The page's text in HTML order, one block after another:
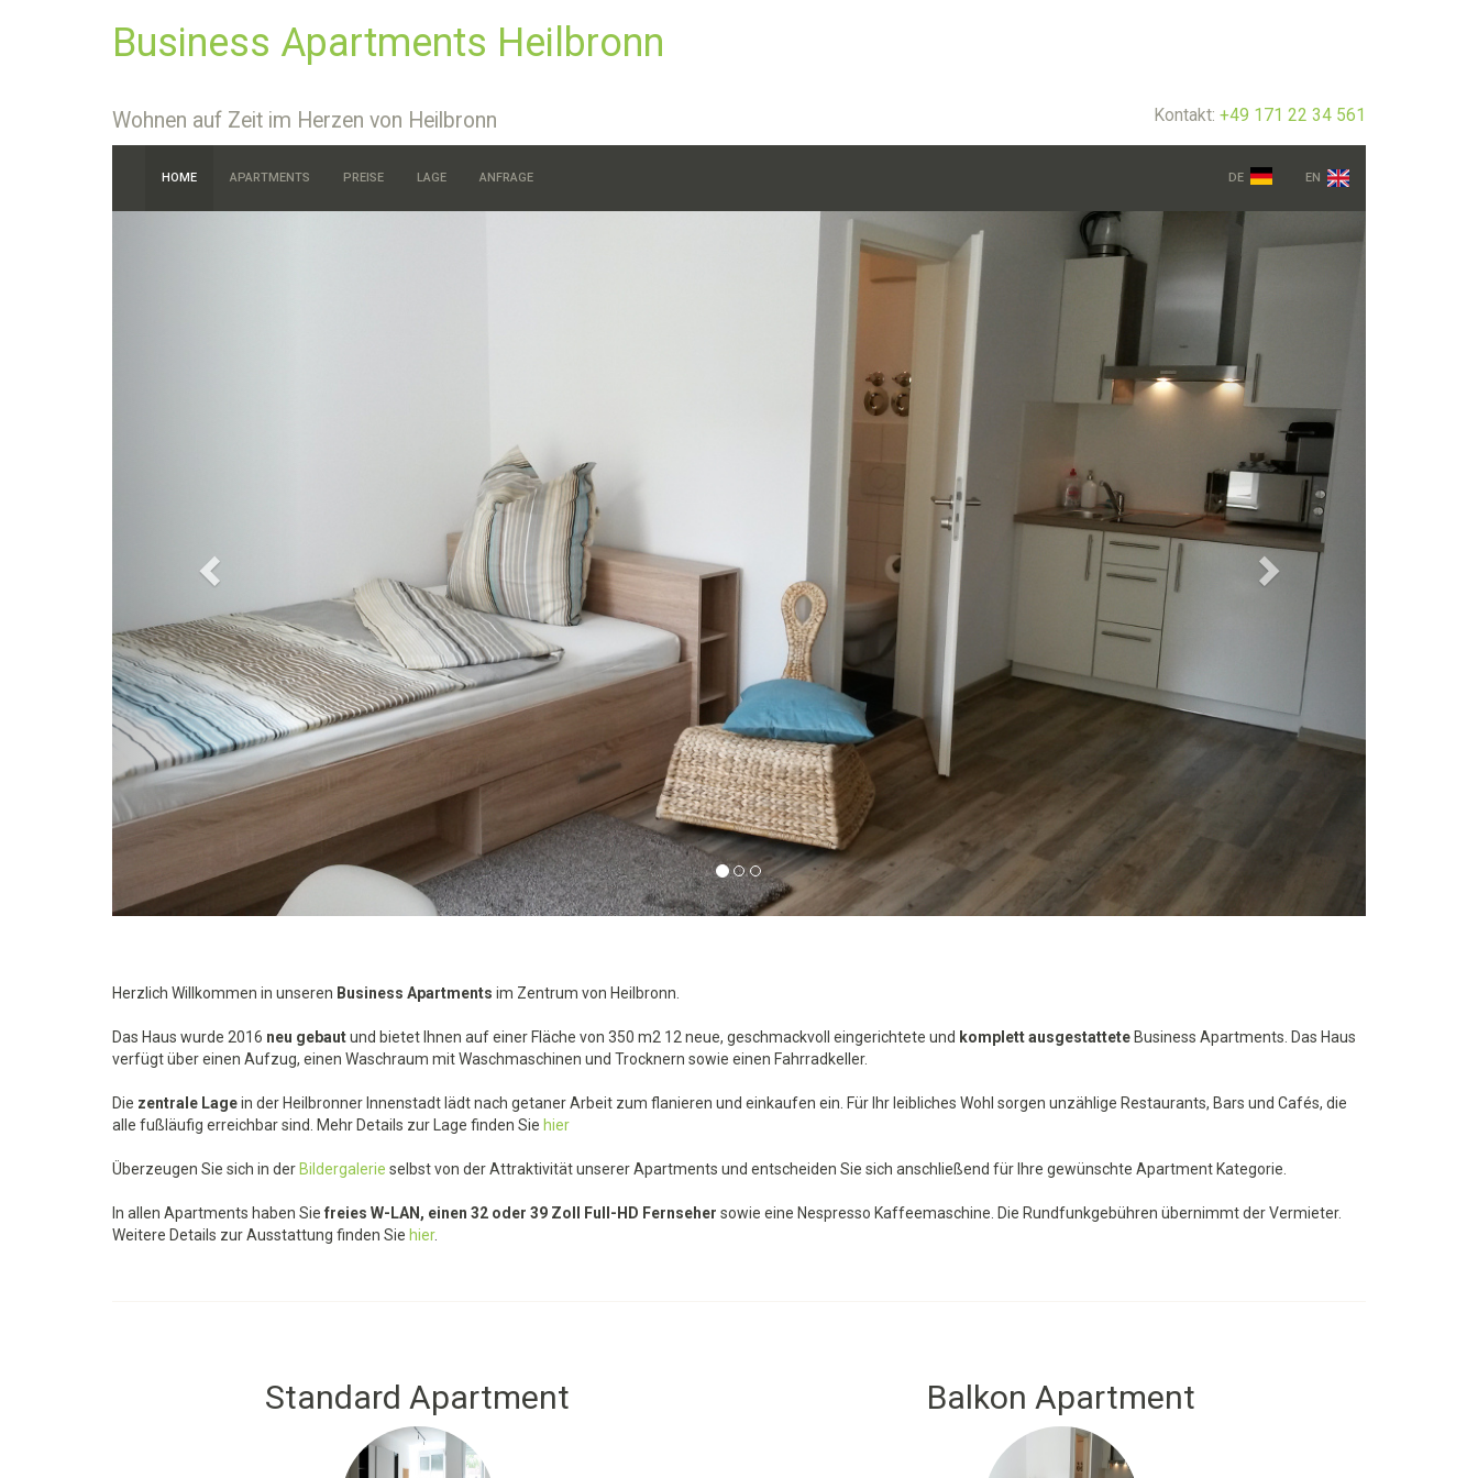
Business Apartments Heilbronn
Wohnen auf Zeit im Herzen von Heilbronn Kontakt: +49 171 22 34 561
HOME APARTMENTS PREISE LAGE ANFRAGE DE EN
Herzlich Willkommen in unseren Business Apartments im Zentrum von Heilbronn.
Das Haus wurde 2016 neu gebautund bietet Ihnen auf einer Fläche von 350 m2 12 neue, geschmackvoll eingerichtete und komplett ausgestattete Business Apartments. Das Haus
verfügt über einen Aufzug, einen Waschraum mit Waschmaschinen und Trocknern sowie einen Fahrradkeller.
Die zentrale Lagein der Heilbronner Innenstadt lädt nach getaner Arbeit zum flanieren und einkaufen ein. Für Ihr leibliches Wohl sorgen unzählige Restaurants, Bars und Cafés, die
alle fußläufig erreichbar sind. Mehr Details zur Lage finden Sie hier
Überzeugen Sie sich in der Bildergalerie selbst von der Attraktivität unserer Apartments und entscheiden Sie sich anschließend für Ihre gewünschte Apartment Kategorie.
In allen Apartments haben Sie freies W-LAN, einen 32 oder 39 Zoll Full-HD Fernseher sowie eine Nespresso Kaffeemaschine. Die Rundfunkgebühren übernimmt der Vermieter.
Weitere Details zur Ausstattung finden Sie hier.
Standard Apartment Balkon Apartment